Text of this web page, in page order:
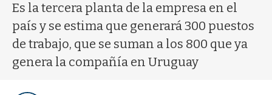
Es la tercera planta de la empresa en el
país y se estima que generará 300 puestos
de trabajo, que se suman a los 800 que ya
genera la compañía en Uruguay